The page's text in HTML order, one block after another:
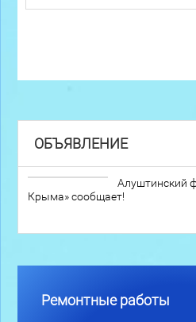
ОБЪЯВЛЕНИЕ
Алуштинский
Крыма» сообщает!
Ремонтные работы